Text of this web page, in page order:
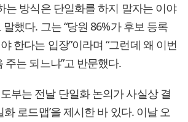
는 방식은 단일화를 하지 말자는 이야
했다. 그는 “당원 86%가 후보 등록
한다는 입장”이라며 “그런데 왜 이번
주는 되느냐”고 반문했다.
부는 전날 단일화 논의가 사실상 결
화 로드맵’을 제시한 바 있다. 이날 오